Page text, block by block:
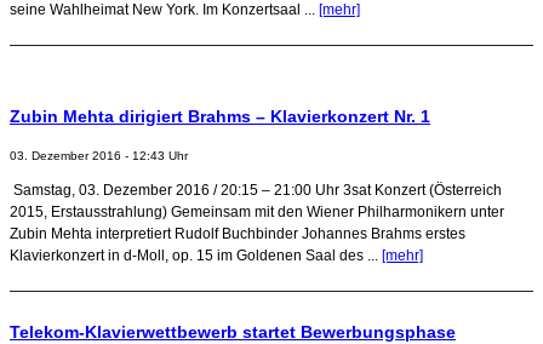
seine Wahlheimat New York. Im Konzertsaal ... [mehr]
Zubin Mehta dirigiert Brahms – Klavierkonzert Nr. 1
03. Dezember 2016 - 12:43 Uhr
Samstag, 03. Dezember 2016 / 20:15 – 21:00 Uhr 3sat Konzert (Österreich
2015, Erstausstrahlung) Gemeinsam mit den Wiener Philharmonikern unter
Zubin Mehta interpretiert Rudolf Buchbinder Johannes Brahms erstes
Klavierkonzert in d-Moll, op. 15 im Goldenen Saal des ... [mehr]
Telekom-Klavierwettbewerb startet Bewerbungsphase